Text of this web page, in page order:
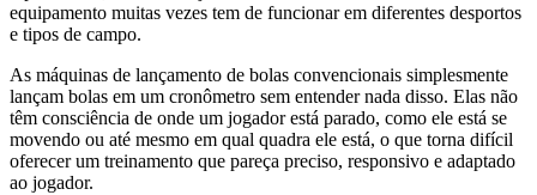
equipamento muitas vezes tem de funcionar em diferentes desportos
e tipos de campo.
As máquinas de lançamento de bolas convencionais simplesmente
lançam bolas em um cronômetro sem entender nada disso. Elas não
têm consciência de onde um jogador está parado, como ele está se
movendo ou até mesmo em qual quadra ele está, o que torna difícil
oferecer um treinamento que pareça preciso, responsivo e adaptado
ao jogador.